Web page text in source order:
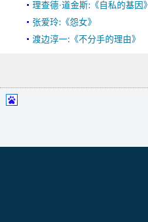
理查德·道金斯:《自私的基因》
张爱玲:《怨女》
渡边淳一:《不分手的理由》